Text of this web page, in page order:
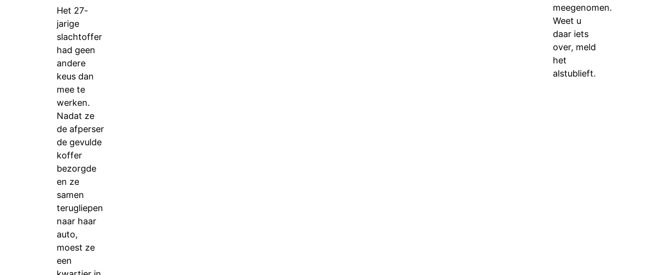
Het 27-
jarige
slachtoffer
had geen
andere
keus dan
mee te
werken.
Nadat ze
de afperser
de gevulde
koffer
bezorgde
en ze
samen
terugliepen
naar haar
auto,
moest ze
een
meegenomen.
Weet u
daar iets
over, meld
het
alstublieft.